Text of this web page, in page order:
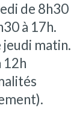
de 8h30
à 17h.
matin.
12h